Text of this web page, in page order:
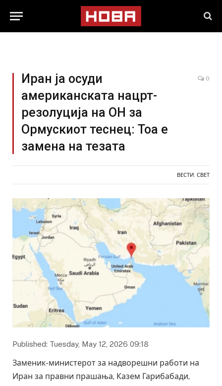
Иран ја осуди
американската нацрт-
резолуција на ОН за
Ормускиот теснец: Тоа е
замена на тезата
0
ВЕСТИ СВЕТ
Published: Tuesday, May 12, 2026 09:18
Заменик-министерот за надворешни работи на
Иран за правни прашања, Казем Гарибабади,